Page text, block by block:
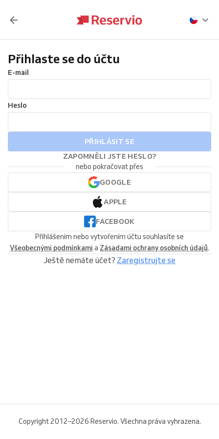
Přihlaste se do účtu
E-mail
Heslo
PŘIHLÁSIT SE
ZAPOMNĚLI JSTE HESLO?
nebo pokračovat přes
GOOGLE
APPLE
FACEBOOK
Přihlášením nebo vytvořením účtu souhlasíte se
Všeobecnými podmínkami a Zásadami ochrany osobních údajů.
Ještě nemáte účet? Zaregistrujte se
Copyright 2012–2026 Reservio. Všechna práva vyhrazena.